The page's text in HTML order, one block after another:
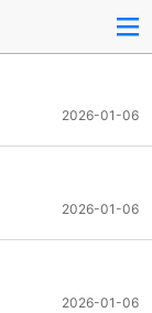
2026-01-06
2026-01-06
2026-01-06